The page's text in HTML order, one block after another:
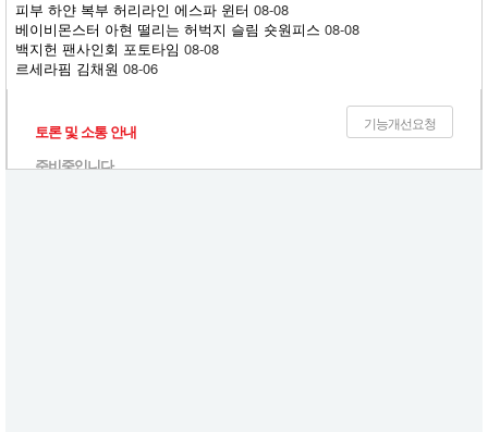
피부 하얀 복부 허리라인 에스파 윈터 08-08
베이비몬스터 아현 떨리는 허벅지 슬림 숏원피스 08-08
백지헌 팬사인회 포토타임 08-08
르세라핌 김채원 08-06
토론 및 소통 안내
준비중입니다.
기능개선요청